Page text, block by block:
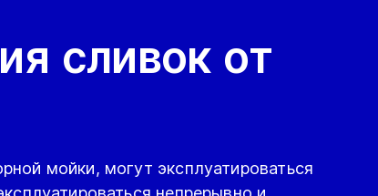
сливок от
мойки, могут эксплуатироваться